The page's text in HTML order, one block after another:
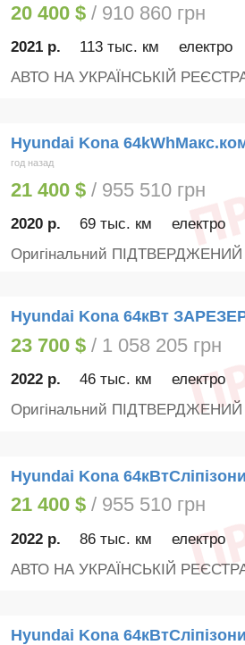
20 400 $/ 910 860 грн
2021 р. 113 тыс. км електро
АВТО НА УКРАЇНСЬКІЙ
Hyundai Kona
год назад
21 400 $/ 955 510 грн
2020 р. 69 тыс. км електро
Оригінальний ПІДТВЕРДЖЕНИЙ
Hyundai Kona 64кВт
23 700 $/ 1 058 205 грн
2022 р. 46 тыс. км електро
Оригінальний ПІДТВЕРДЖЕНИЙ
Hyundai Kona
21 400 $/ 955 510 грн
2022 р. 86 тыс. км електро
АВТО НА УКРАЇНСЬКІЙ
Hyundai Kona